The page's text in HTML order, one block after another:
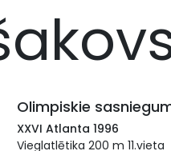
Olimpiskie
XXVI Atlanta 1996
Vieglatlētika 200 m 11.vieta